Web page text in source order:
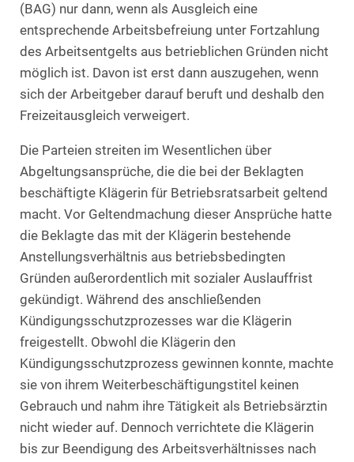
(BAG) nur dann, wenn als Ausgleich eine
entsprechende Arbeitsbefreiung unter Fortzahlung
des Arbeitsentgelts aus betrieblichen Gründen nicht
möglich ist. Davon ist erst dann auszugehen, wenn
sich der Arbeitgeber darauf beruft und deshalb den
Freizeitausgleich verweigert.
Die Parteien streiten im Wesentlichen über
Abgeltungsansprüche, die die bei der Beklagten
beschäftigte Klägerin für Betriebsratsarbeit geltend
macht. Vor Geltendmachung dieser Ansprüche hatte
die Beklagte das mit der Klägerin bestehende
Anstellungsverhältnis aus betriebsbedingten
Gründen außerordentlich mit sozialer Auslauffrist
gekündigt. Während des anschließenden
Kündigungsschutzprozesses war die Klägerin
freigestellt. Obwohl die Klägerin den
Kündigungsschutzprozess gewinnen konnte, machte
sie von ihrem Weiterbeschäftigungstitel keinen
Gebrauch und nahm ihre Tätigkeit als Betriebsärztin
nicht wieder auf. Dennoch verrichtete die Klägerin
bis zur Beendigung des Arbeitsverhältnisses nach